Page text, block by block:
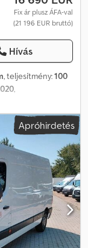
Fix ár plusz ÁFA-val
(21 196 EUR bruttó)
Hívás
, teljesítmény:100
, kibocsátási
3 200 mm,
zár,
Viber
Ankjrf Ez a jármű a
rendelkezik.
os
stb.
Apróhirdetés